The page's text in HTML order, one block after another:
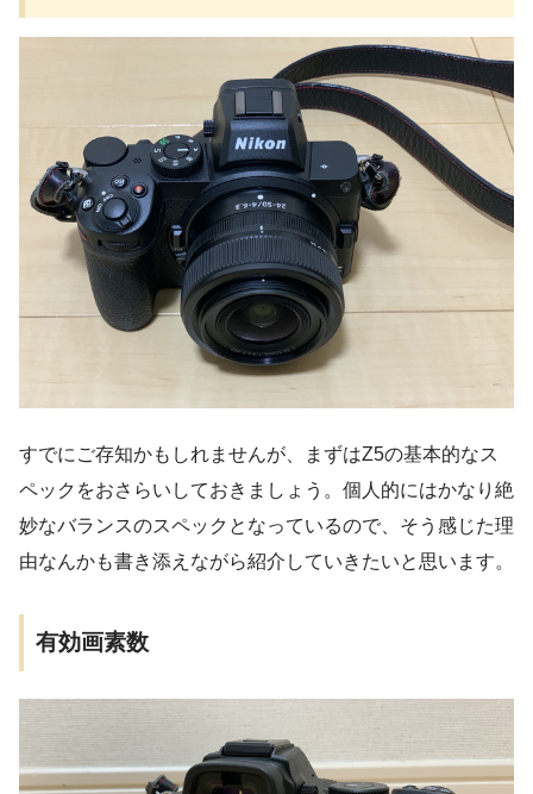
すでにご存知かもしれませんが、まずはZ5の基本的なス
ペックをおさらいしておきましょう。個人的にはかなり絶
妙なバランスのスペックとなっているので、そう感じた理
由なんかも書き添えながら紹介していきたいと思います。
有効画素数